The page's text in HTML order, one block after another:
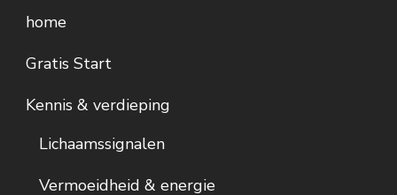
home
Gratis Start
Kennis & verdieping
Lichaamssignalen
Vermoeidheid & energie